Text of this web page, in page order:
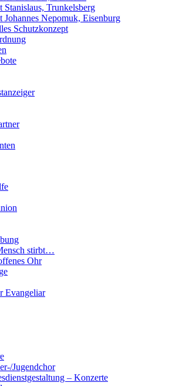
Stanislaus, Trunkelsberg
Johannes Nepomuk, Eisenburg
Schutzkonzept
stirbt…
Ohr
Evangeliar
Jugendchor
– Konzerte